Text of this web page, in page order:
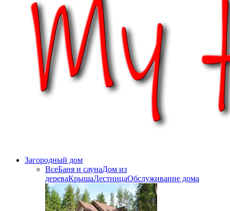
Загородный дом
ВсеБаня и саунаДом из
дереваКрышаЛестницаОбслуживание дома